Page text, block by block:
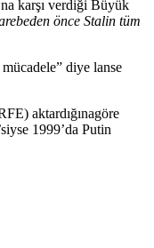
karşı verdiği Büyük
önce Stalin tüm
diye lanse
aktardığınagöre
1999’da Putin